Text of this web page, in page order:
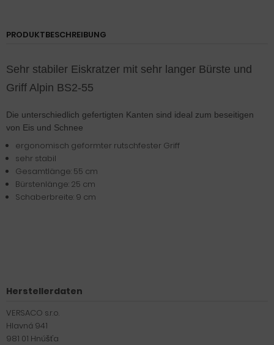
PRODUKTBESCHREIBUNG
Sehr stabiler Eiskratzer mit sehr langer Bürste und
Griff Alpin BS2-55
Die unterschiedlich gefertigten Kanten sind ideal zum beseitigen
von Eis und Schnee
ergonomisch geformter rutschfester Griff
sehr stabil
Gesamtlänge: 55 cm
Bürstenlänge: 25 cm
Schaberbreite: 9 cm
Herstellerdaten
VERSACO s.r.o.
Hlavná 941
981 01 Hnúšťa